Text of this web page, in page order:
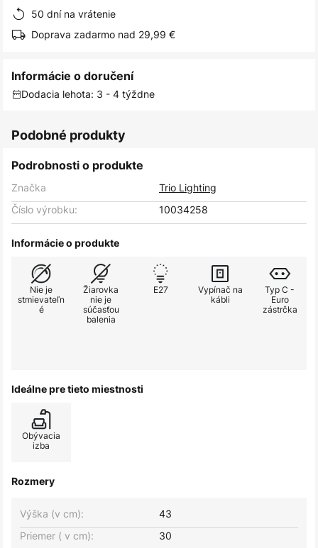
50 dní na vrátenie
Doprava zadarmo nad 29,99 €
Informácie o doručení
Dodacia lehota: 3 - 4 týždne
Podobné produkty
Podrobnosti o produkte
Značka
Trio Lighting
Číslo výrobku:
10034258
Informácie o produkte
Nie je
stmievateľn
é
Žiarovka
nie je
súčasťou
balenia
E27
Vypínač na
kábli
Typ C -
Euro
zástrčka
Ideálne pre tieto miestnosti
Obývacia
izba
Rozmery
Výška (v cm):
43
Priemer ( v cm):
30